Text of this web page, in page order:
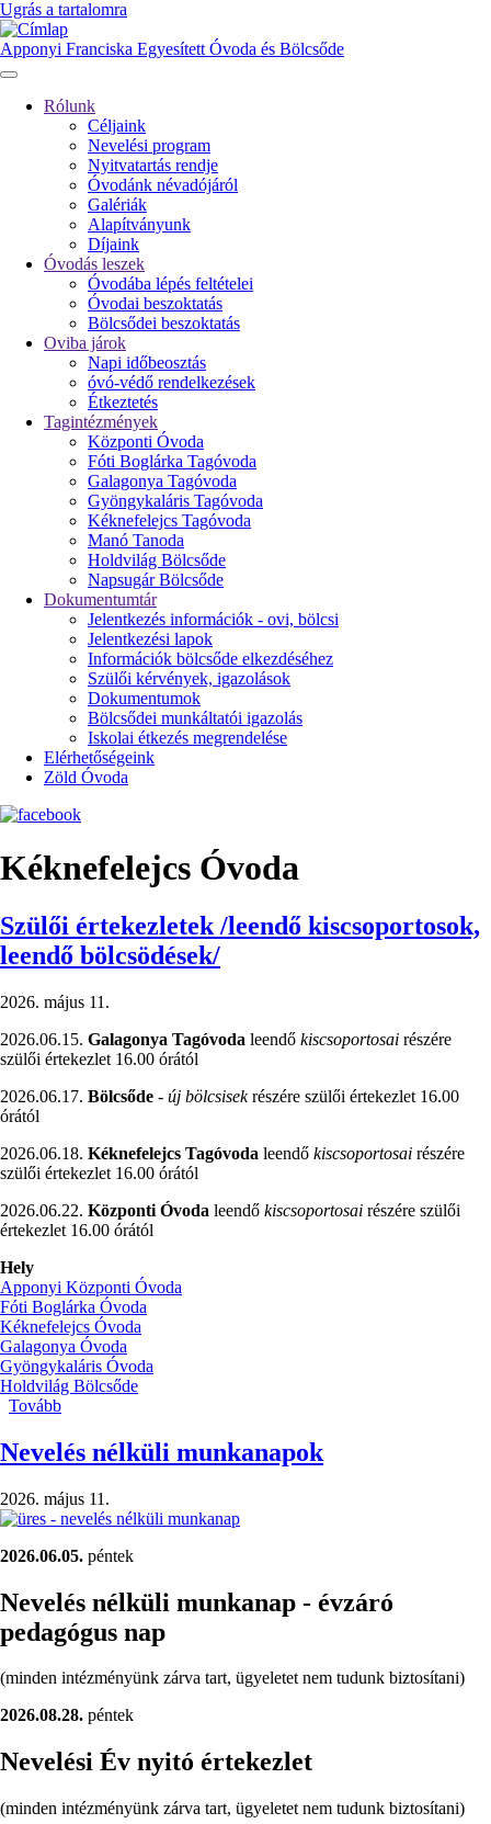
Ugrás a tartalomra
Apponyi Franciska Egyesített Óvoda és Bölcsőde
navigáció
Rólunk
Céljaink
Nevelési program
Nyitvatartás rendje
Óvodánk névadójáról
Galériák
Alapítványunk
Díjaink
Óvodás leszek
Óvodába lépés feltételei
Óvodai beszoktatás
Bölcsődei beszoktatás
Oviba járok
Napi időbeosztás
óvó-védő rendelkezések
Étkeztetés
Tagintézmények
Központi Óvoda
Fóti Boglárka Tagóvoda
Galagonya Tagóvoda
Gyöngykaláris Tagóvoda
Kéknefelejcs Tagóvoda
Manó Tanoda
Holdvilág Bölcsőde
Napsugár Bölcsőde
Dokumentumtár
Jelentkezés információk - ovi, bölcsi
Jelentkezési lapok
Információk bölcsőde elkezdéséhez
Szülői kérvények, igazolások
Dokumentumok
Bölcsődei munkáltatói igazolás
Iskolai étkezés megrendelése
Elérhetőségeink
Zöld Óvoda
Kéknefelejcs Óvoda
Szülői értekezletek /leendő kiscsoportosok,
leendő bölcsödések/
2026. május 11.
2026.06.15. Galagonya Tagóvoda leendő kiscsoportosai részére
szülői értekezlet 16.00 órától
2026.06.17. Bölcsőde - új bölcsisekrészére szülői értekezlet 16.00
órától
2026.06.18. Kéknefelejcs Tagóvoda leendő kiscsoportosai részére
szülői értekezlet 16.00 órától
2026.06.22. Központi Óvoda leendő kiscsoportosai részére szülői
értekezlet 16.00 órától
Hely
Apponyi Központi Óvoda
Fóti Boglárka Óvoda
Kéknefelejcs Óvoda
Galagonya Óvoda
Gyöngykaláris Óvoda
Holdvilág Bölcsőde
Tovább
/leendő
kiscsoportosok,
bölcsödések/)
Nevelés nélküli munkanapok
2026. május 11.
2026.06.05. péntek
Nevelés nélküli munkanap - évzáró
pedagógus nap
(minden intézményünk zárva tart, ügyeletet nem tudunk biztosítani)
2026.08.28. péntek
Nevelési Év nyitó értekezlet
(minden intézményünk zárva tart, ügyeletet nem tudunk biztosítani)